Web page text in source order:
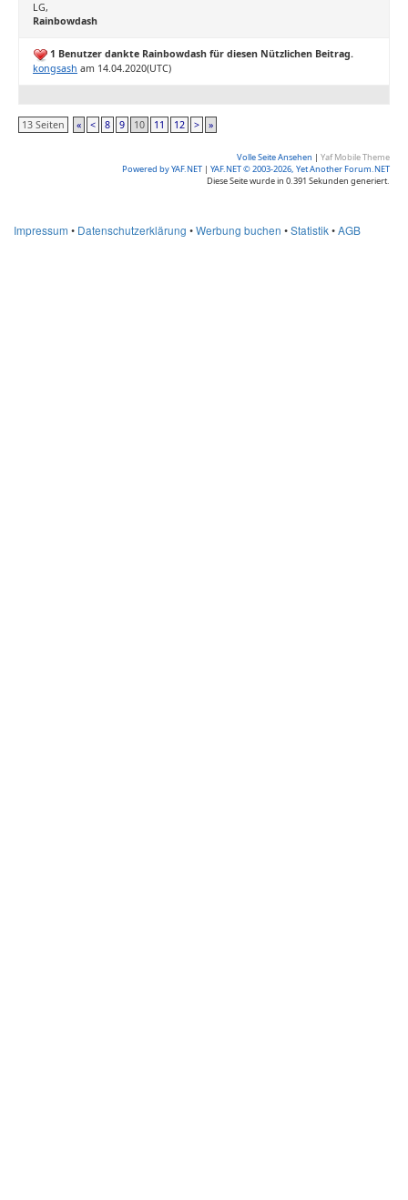
LG,
Rainbowdash
1 Benutzer dankte Rainbowdash für diesen Nützlichen Beitrag.
kongsash am 14.04.2020(UTC)
13 Seiten « < 8 9 10 11 12 > »
Volle Seite Ansehen | Yaf Mobile Theme
Powered by YAF.NET | YAF.NET © 2003-2026, Yet Another Forum.NET
Diese Seite wurde in 0.391 Sekunden generiert.
Impressum • Datenschutzerklärung •Werbung buchen •Statistik•AGB